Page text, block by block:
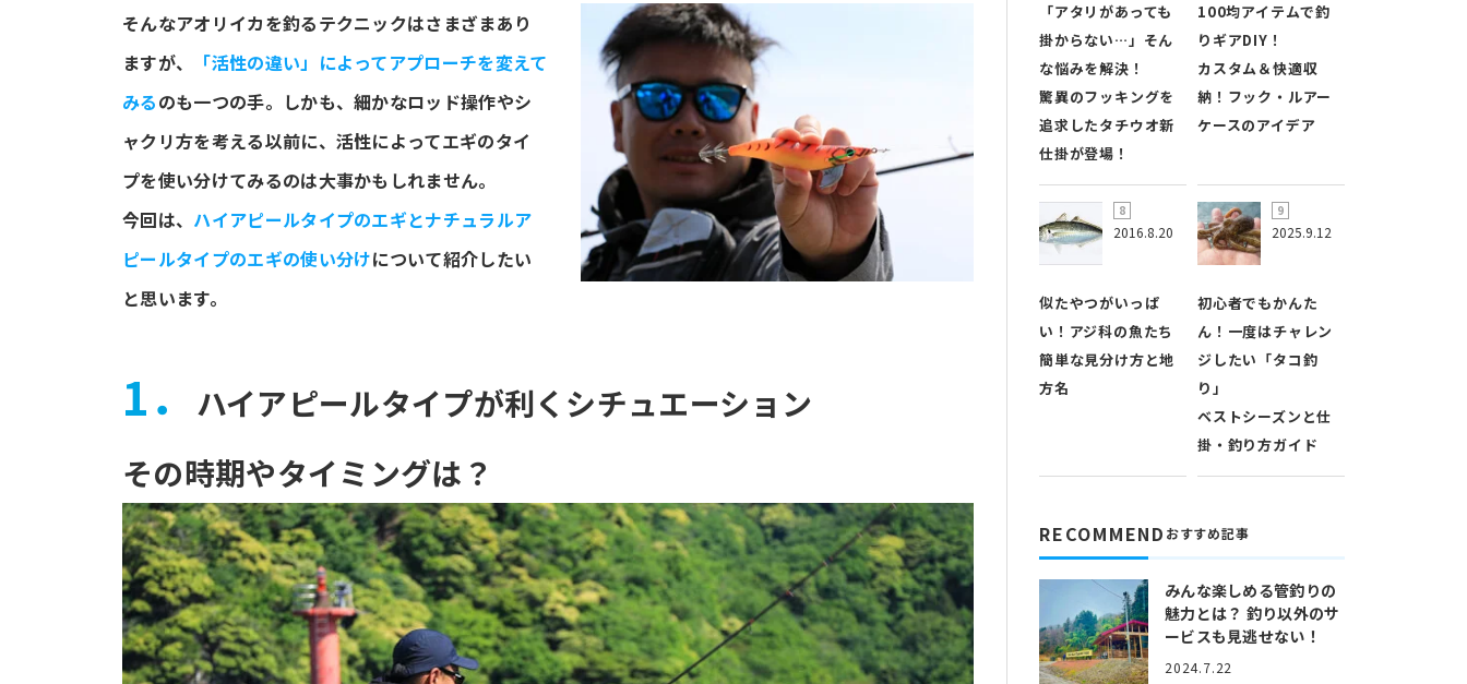
そんなアオリイカを釣るテクニックはさまざまあり
ますが、
「活性の違い」によってアプローチを変えて
みるのも一つの手。しかも、細かなロッド操作やシ
ャクリ方を考える以前に、活性によってエギのタイ
プを使い分けてみるのは大事かもしれません。
今回は、 ハイアピールタイプのエギとナチュラルア
ピールタイプのエギの使い分けについて紹介したい
と思います。
1．
ハイアピールタイプが利くシチュエーション
その時期やタイミングは？
「アタリがあっても
掛からない…」そん
な悩みを解決！
驚異のフッキングを
追求したタチウオ新
仕掛が登場！
100均アイテムで釣
りギアDIY！
カスタム＆快適収
納！フック・ルアー
ケースのアイデア
2016.8.20
似たやつがいっぱ
い！アジ科の魚たち
簡単な見分け方と地
方名
2025.9.12
初心者でもかんた
ん！一度はチャレン
ジしたい「タコ釣
り」
ベストシーズンと仕
掛・釣り方ガイド
RECOMMEND おすすめ記事
みんな楽しめる管釣りの
魅力とは？ 釣り以外のサ
ービスも見逃せない！
2024.7.22